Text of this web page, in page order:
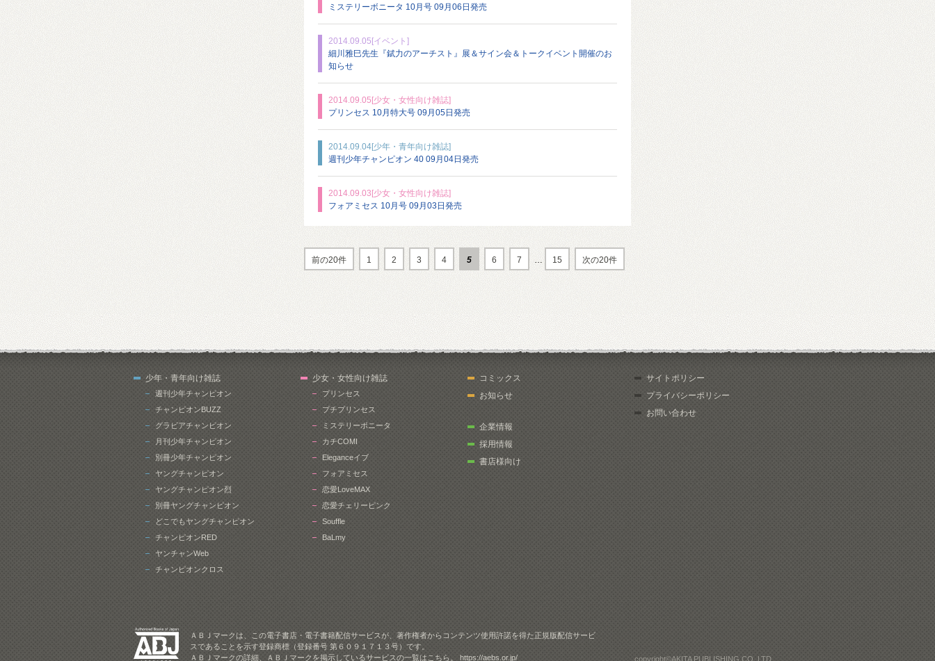
ミステリーボニータ 10月号 09月06日発売
2014.09.05 [イベント]
細川雅巳先生『錻力のアーチスト』展＆サイン会＆トークイベント開催のお
知らせ
2014.09.05 [少女・女性向け雑誌]
プリンセス 10月特大号 09月05日発売
2014.09.04[少年・青年向け雑誌]
週刊少年チャンピオン 40 09月04日発売
2014.09.03 [少女・女性向け雑誌]
フォアミセス 10月号 09月03日発売
前の20件 1 2 3 4 5 6 7 … 15 次の20件
少年・青年向け雑誌
週刊少年チャンピオン
チャンピオンBUZZ
グラビアチャンピオン
月刊少年チャンピオン
別冊少年チャンピオン
ヤングチャンピオン
ヤングチャンピオン烈
別冊ヤングチャンピオン
どこでもヤングチャンピオン
チャンピオンRED
ヤンチャンWeb
チャンピオンクロス
少女・女性向け雑誌
プリンセス
プチプリンセス
ミステリーボニータ
カチCOMI
Eleganceイブ
フォアミセス
恋愛LoveMAX
恋愛チェリーピンク
Souffle
BaLmy
コミックス
お知らせ
企業情報
採用情報
書店様向け
サイトポリシー
プライバシーポリシー
お問い合わせ
ＡＢＪマークは、この電子書店・電子書籍配信サービスが、著作権者からコンテンツ使用許諾を得た正規版配信サービ
スであることを示す登録商標（登録番号 第６０９１７１３号）です。
ＡＢＪマークの詳細、ＡＢＪマークを掲示しているサービスの一覧はこちら。https://aebs.or.jp/ copyright©AKITA PUBLISHING CO.,LTD.